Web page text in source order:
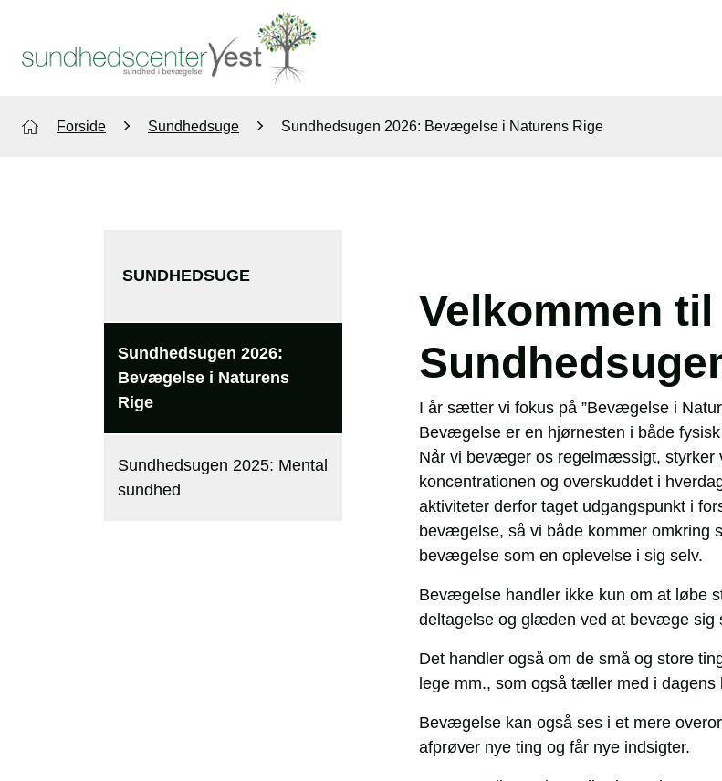
Forside Sundhedsuge Sundhedsugen 2026: Bevægelse i Naturens Rige
SUNDHEDSUGE
Sundhedsugen 2026:
Bevægelse i Naturens
Rige
Sundhedsugen 2025: Mental
sundhed
Velkommen til
I år sætter vi fokus på ”Bevægelse i
Bevægelse er en hjørnesten i både
Når vi bevæger os regelmæssigt, styrker
koncentrationen og overskuddet i
aktiviteter derfor taget udgangspunkt i
bevægelse, så vi både kommer omkring
bevægelse som en oplevelse i sig selv.
Bevægelse handler ikke kun om at løbe
deltagelse og glæden ved at bevæge sig
Det handler også om de små og store
lege mm., som også tæller med i
Bevægelse kan også ses i et mere
afprøver nye ting og får nye indsigter.